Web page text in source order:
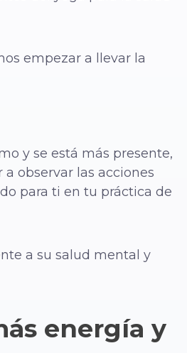
empezar a llevar la
y se está más presente,
observar las acciones
para ti en tu práctica de
a su salud mental y
energía y